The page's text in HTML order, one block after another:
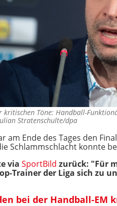
kritischen Töne: Handball-
Stratenschulte/dpa
Ende des Tages den
Schlammschlacht konnte
via SportBild zurück: "Für
Trainer der Liga sich zu
bei der Handball-EM